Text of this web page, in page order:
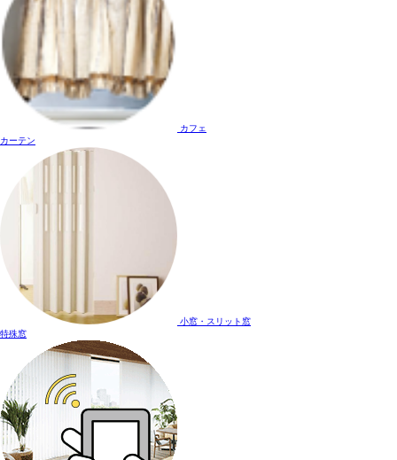
カフェ
カーテン
小窓・スリット窓
特殊窓